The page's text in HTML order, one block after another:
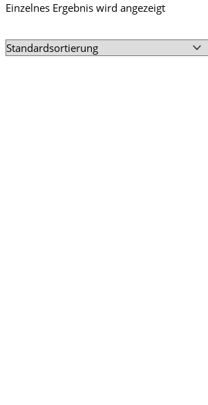
Einzelnes Ergebnis wird angezeigt